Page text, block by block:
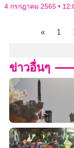
4 กรกฎาคม 2565
« 1
ข่าวอื่นๆ